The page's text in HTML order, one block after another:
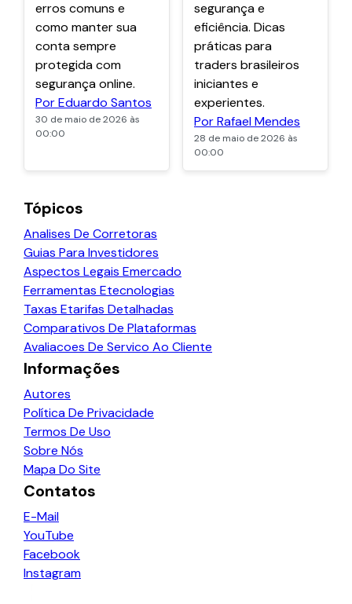
erros comuns e
como manter sua
conta sempre
protegida com
segurança online.
Por Eduardo Santos
30 de maio de 2026 às
00:00
segurança e
eficiência. Dicas
práticas para
traders brasileiros
iniciantes e
experientes.
Por Rafael Mendes
28 de maio de 2026 às
00:00
Tópicos
Analises De Corretoras
Guias Para Investidores
Aspectos Legais Emercado
Ferramentas Etecnologias
Taxas Etarifas Detalhadas
Comparativos De Plataformas
Avaliacoes De Servico Ao Cliente
Informações
Autores
Política De Privacidade
Termos De Uso
Sobre Nós
Mapa Do Site
Contatos
E-Mail
YouTube
Facebook
Instagram